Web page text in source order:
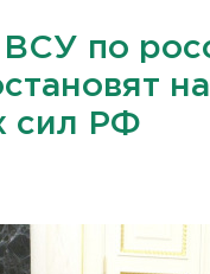
по
сил РФ